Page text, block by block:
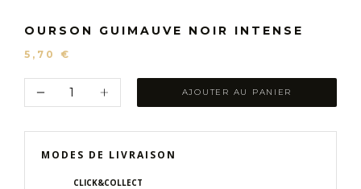
OURSON GUIMAUVE NOIR INTENSE
5,70 €
AJOUTER AU PANIER
MODES DE LIVRAISON
CLICK&COLLECT